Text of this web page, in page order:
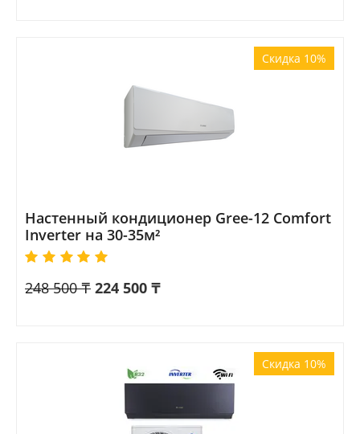
Скидка 10%
Настенный кондиционер Gree-12 Comfort
Inverter на 30-35м²
248 500 ₸ 224 500 ₸
Скидка 10%